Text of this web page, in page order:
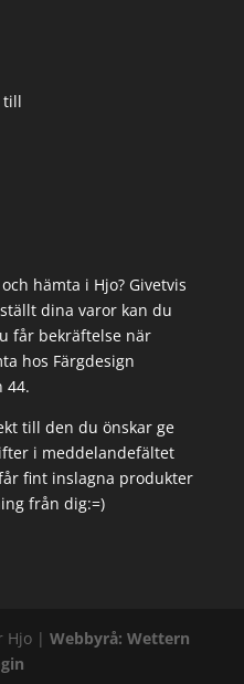
till
hämta i Hjo? Givetvis
dina varor kan du
får bekräftelse när
hos Färgdesign
44.
till den du önskar ge
i meddelandefältet
fint inslagna produkter
från dig:=)
Hjo |Webbyrå: Wettern